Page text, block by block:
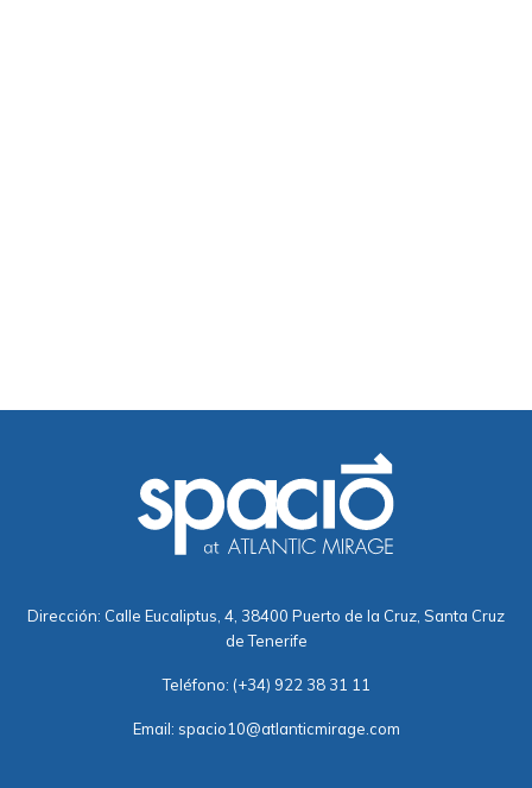
Dirección: Calle Eucaliptus, 4, 38400 Puerto de la Cruz, Santa Cruz
de Tenerife
Teléfono: (+34) 922 38 31 11
Email: spacio10@atlanticmirage.com